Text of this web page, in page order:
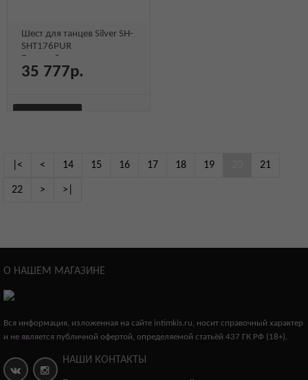
Шест для танцев Silver SH-
SHT176PUR
Быстрый просмотр
35 777р.
ПРОСМОТР БыстрыйБыстрый
|< < 14 15 16 17 18 19 21
22 > >|
О НАШЕМ МАГАЗИНЕ
Вся информация, изложенная на сайте intimkis.ru, носит справочный характер
и не является публичной офертой, определяемой статьёй 437 ГК РФ (18+).
НАШИ КОНТАКТЫ